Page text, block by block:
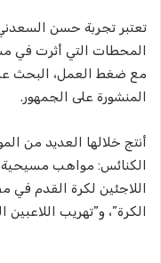
تعتبر تجربة حسن
المحطات التي أثرت في
مع ضغط العمل، البحث عن
المنشورة على الجمهور.
أنتج خلالها العديد من
الكنائس: مواهب مسيحية
اللاجئين لكرة القدم في
الكرة”، و”تهريب اللاعبين